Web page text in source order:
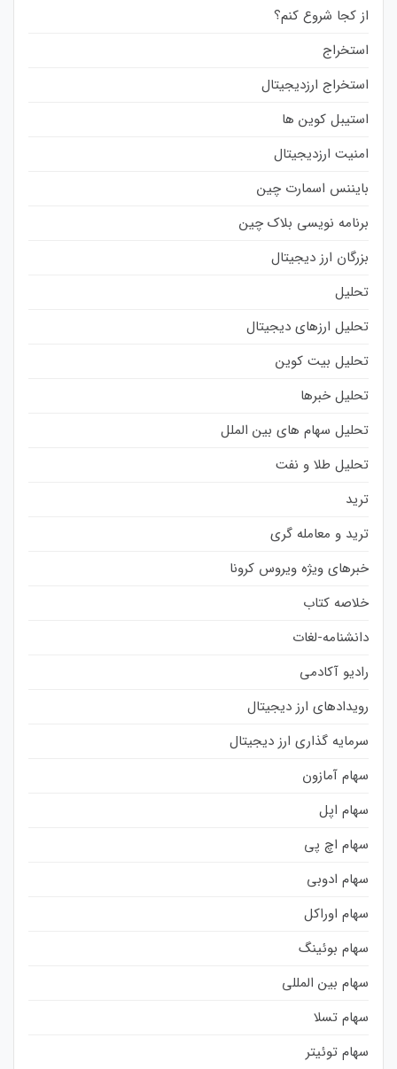
از کجا شروع کنم؟
استخراج
استخراج ارزدیجیتال
استیبل کوین ها
امنیت ارزدیجیتال
بایننس اسمارت چین
برنامه نویسی بلاک چین
بزرگان ارز دیجیتال
تحلیل
تحلیل ارزهای دیجیتال
تحلیل بیت کوین
تحلیل خبرها
تحلیل سهام های بین الملل
تحلیل طلا و نفت
ترید
ترید و معامله گری
خبرهای ویژه ویروس کرونا
خلاصه کتاب
دانشنامه-لغات
رادیو آکادمی
رویدادهای ارز دیجیتال
سرمایه گذاری ارز دیجیتال
سهام آمازون
سهام اپل
سهام اچ پی
سهام ادوبی
سهام اوراکل
سهام بوئینگ
سهام بین المللی
سهام تسلا
سهام توئیتر